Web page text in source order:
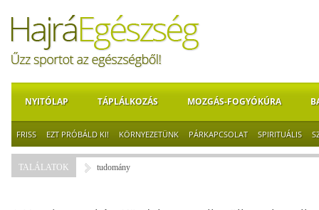
NYITÓLAP TÁPLÁLKOZÁS MOZGÁS-FOGYÓKÚRA
FRISS EZT PRÓBÁLD KI! KÖRNYEZETÜNK PÁRKAPCSOLAT SPIRITUÁLIS
TALÁLATOK tudomány